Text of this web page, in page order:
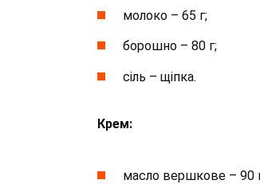
молоко – 65 г;
борошно – 80 г;
сіль – щіпка.
Крем:
масло вершкове – 90